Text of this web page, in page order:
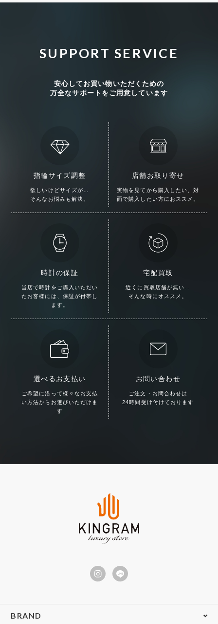
SUPPORT SERVICE
安心してお買い物いただくための
万全なサポートをご用意しています
指輪サイズ調整
欲しいけどサイズが…
そんなお悩みも解決。
店舗お取り寄せ
実物を見てから購入したい、対
面で購入したい方におススメ。
時計の保証
当店で時計をご購入いただい
た お客様には、保証が付帯し
ます。
宅配買取
近くに買取店舗が無い…
そんな時にオススメ。
選べるお支払い
ご希望に沿って様々な お支払
い方法からお選びいただけま
す
お問い合わせ
ご注文・お問合わせは
24時間受け付けております
BRAND